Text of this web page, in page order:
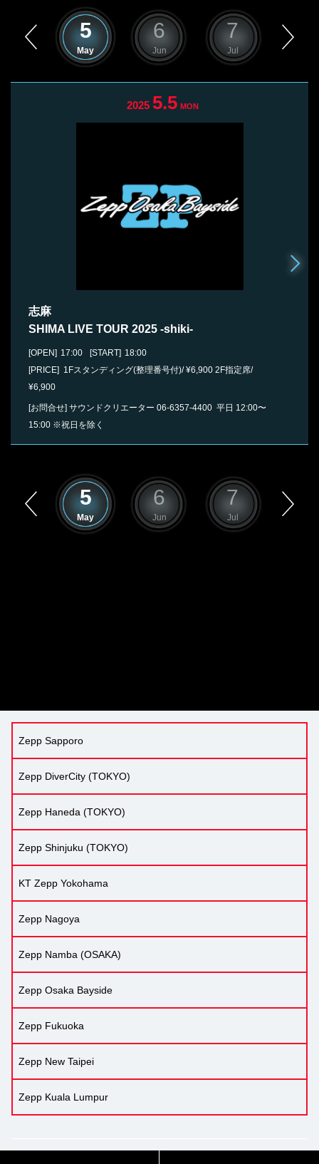
5
May
6
Jun
7
Jul
2025 5.5 MON
志麻
SHIMA LIVE TOUR 2025 -shiki-
[OPEN] 17:00 [START] 18:00
[PRICE] 1Fスタンディング(整理番号付)/ ¥6,900 2F指定席/
¥6,900
[お問合せ] サウンドクリエーター 06-6357-4400 平日 12:00〜
15:00 ※祝日を除く
5
May
6
Jun
7
Jul
Zepp Sapporo
Zepp DiverCity (TOKYO)
Zepp Haneda (TOKYO)
Zepp Shinjuku (TOKYO)
KT Zepp Yokohama
Zepp Nagoya
Zepp Namba (OSAKA)
Zepp Osaka Bayside
Zepp Fukuoka
Zepp New Taipei
Zepp Kuala Lumpur